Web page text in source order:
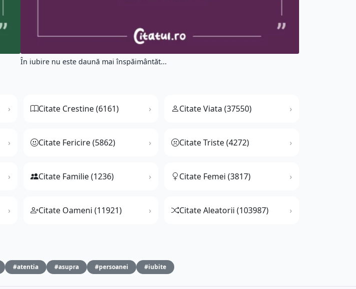
În iubire nu este daună mai înspăimântăt...
Citate Crestine (6161) Citate Viata (37550)
Citate Fericire (5862) Citate Triste (4272)
Citate Familie (1236) Citate Femei (3817)
Citate Oameni (11921) Citate Aleatorii (103987)
#atentia #asupra #persoanei #iubite